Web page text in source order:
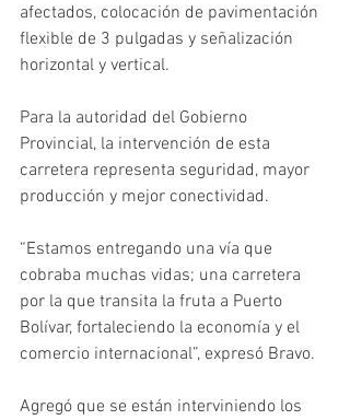
afectados, colocación de pavimentación
flexible de 3 pulgadas y señalización
horizontal y vertical.
Para la autoridad del Gobierno
Provincial, la intervención de esta
carretera representa seguridad, mayor
producción y mejor conectividad.
“Estamos entregando una vía que
cobraba muchas vidas; una carretera
por la que transita la fruta a Puerto
Bolívar, fortaleciendo la economía y el
comercio internacional”, expresó Bravo.
Agregó que se están interviniendo los